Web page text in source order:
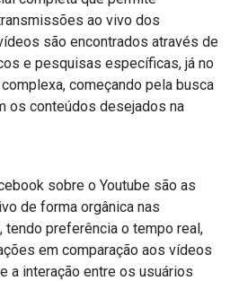
ao vivo dos
são encontrados através de
e pesquisas específicas, já no
começando pela busca
os conteúdos desejados na
sobre o Youtube são as
de forma orgânica nas
preferência o tempo real,
em comparação aos vídeos
a interação entre os usuários